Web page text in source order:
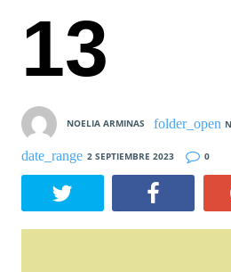
13
NOELIA ARMINAS
2 SEPTIEMBRE 2023 0